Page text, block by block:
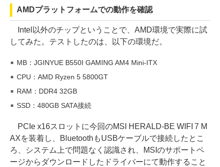
AMDプラットフォームでの動作を確認
Intel以外のチップということで、AMD環境で実際に試
してみた。テストしたのは、以下の環境だ。
MB：JGINYUE B550I GAMING AM4 Mini-ITX
CPU：AMD Ryzen 5 5800GT
RAM：DDR4 32GB
SSD：480GB SATA接続
PCIe x16スロットに今回のMSI HERALD-BE WIFI 7 M
AXを装着し、BluetoothもUSBケーブルで接続したとこ
ろ、システム上で問題なく認識され、MSIのサポートペ
ージからダウンロードしたドライバーにて動作すること